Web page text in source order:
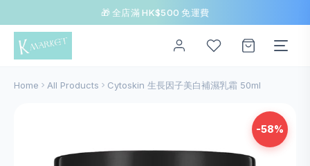
🎁 全店滿 HK$500 免運費
Home All Products Cytoskin 生長因子美白補濕乳霜 50ml
-58%